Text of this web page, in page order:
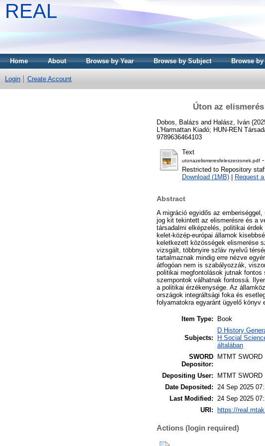
REAL
Home About Browse by Year Browse by Subject Browse
Login Create Account
Úton az
Dobos, Balázs and Halász, Iván
L'Harmattan Kiadó; HUN-REN
9789636464103
Text
utonazelismeresfeleszerzonek.pdf
Restricted to Repository
Download (1MB)
Request
Abstract
A migráció egyidős az
jog kit tekintett az elismerésre és a
társadalmi elképzelés, politikai
kelet-közép-európai államok
keletkezett közösségek elismerése
vizsgált, többnyire szláv nyelvű
tartalmaznak mindig erre nézve
átfogóan nem is szabályozzák,
politikai megfontolások jutnak
szempontok válhatnak fontossá.
a politikai érzékenysége. Az
országok integráltsági foka és
folyamatokra egyaránt ügyelő könyv
Item Type: Book
Subjects:
D History
H Social
általában
SWORD
Depositor:
MTMT SWORD
Depositing User:
MTMT SWORD
Date Deposited:
24 Sep 2025
Last Modified:
24 Sep 2025
URI: https://
Actions (login required)